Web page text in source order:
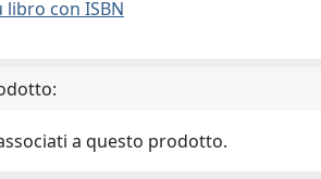
libro con ISBN
a questo prodotto.